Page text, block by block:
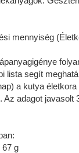
mennyiség
lista segít
a kutya életkora
Az adagot javasolt
67 g